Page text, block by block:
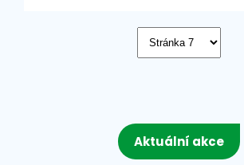
Aktuální akce